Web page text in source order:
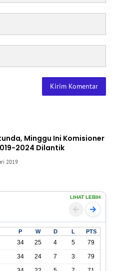
Minggu Ini Komisioner
2024 Dilantik
2019
LIHAT LEBIH
P W D L PTS
34 25 4 5
79
34 24 7 3
79